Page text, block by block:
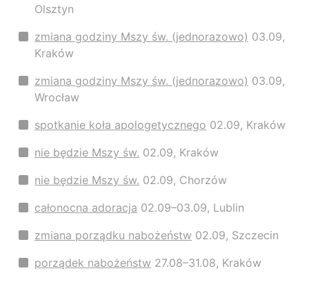
Olsztyn
zmiana godziny Mszy św. (jednorazowo) 03.09,
Kraków
zmiana godziny Mszy św. (jednorazowo) 03.09,
Wrocław
spotkanie koła apologetycznego 02.09, Kraków
nie będzie Mszy św. 02.09, Kraków
nie będzie Mszy św. 02.09, Chorzów
całonocna adoracja 02.09–03.09, Lublin
zmiana porządku nabożeństw 02.09, Szczecin
porządek nabożeństw 27.08–31.08, Kraków